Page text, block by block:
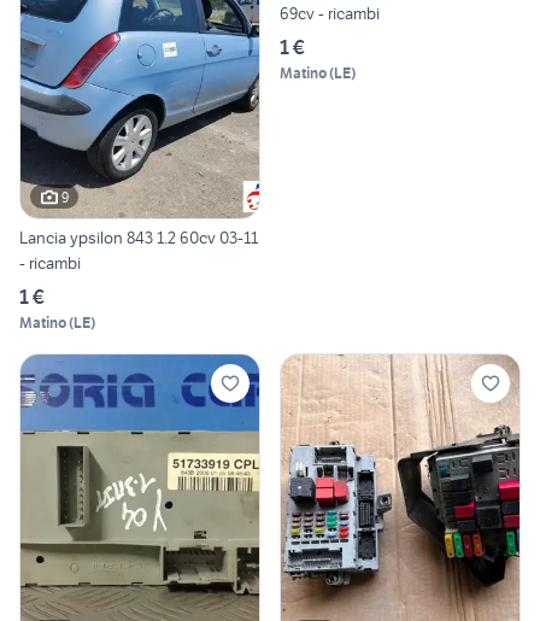
9
Lancia ypsilon 843 1.2 60cv 03-11
- ricambi
1 €
Matino(LE)
69cv - ricambi
1 €
Matino(LE)